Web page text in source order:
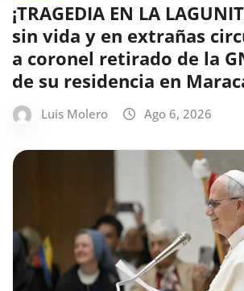
¡TRAGEDIA EN LA
sin vida y en extrañas
a coronel retirado de la
de su residencia en
Luis Molero Ago 6, 2026